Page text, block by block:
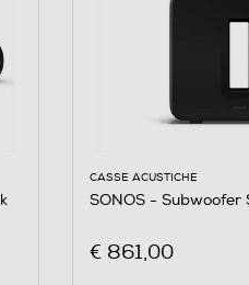
CASSE ACUSTICHE
SONOS - Subwoofer
€ 861,00